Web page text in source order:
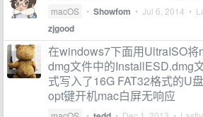
macOS • Showfom • Jul 6, 2014 •
zjgood
在windows7下面用UltraISO将
dmg文件中的InstallESD.dmg
式写入了16G FAT32格式的U
opt键开机mac白屏无响应